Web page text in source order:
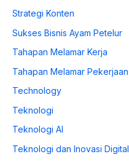
Strategi Konten
Sukses Bisnis Ayam Petelur
Tahapan Melamar Kerja
Tahapan Melamar Pekerjaan
Technology
Teknologi
Teknologi AI
Teknologi dan Inovasi Digital